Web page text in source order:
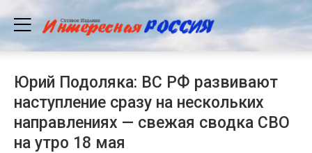
Юрий Подоляка: ВС РФ развивают
наступление сразу на нескольких
направлениях — свежая сводка СВО
на утро 18 мая